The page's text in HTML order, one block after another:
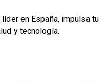
en España, impulsa tu
y tecnología.